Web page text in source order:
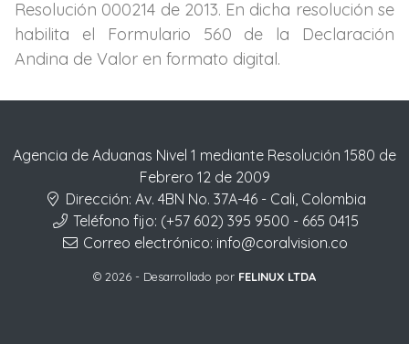
Resolución 000214 de 2013. En dicha resolución se
habilita el Formulario 560 de la Declaración
Andina de Valor en formato digital.
Agencia de Aduanas Nivel 1 mediante Resolución 1580 de
Febrero 12 de 2009
Dirección: Av. 4BN No. 37A-46 - Cali, Colombia
Teléfono fijo: (+57 602) 395 9500 - 665 0415
Correo electrónico: info@coralvision.co
© 2026 - Desarrollado por FELINUX LTDA